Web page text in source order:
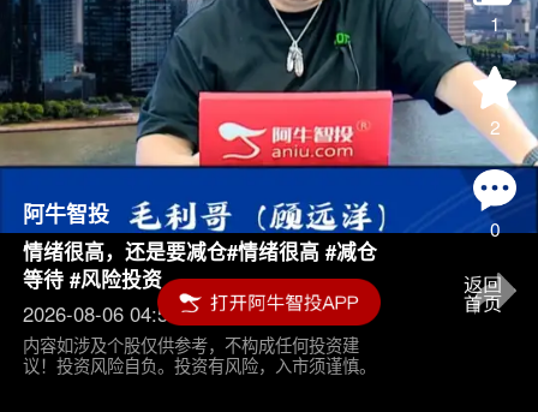
1
2
0
阿牛智投
情绪很高，还是要减仓#情绪很高 #减仓
等待 #风险投资
2026-08-06 04:55
内容如涉及个股仅供参考，不构成任何投资建
议！投资风险自负。投资有风险，入市须谨慎。